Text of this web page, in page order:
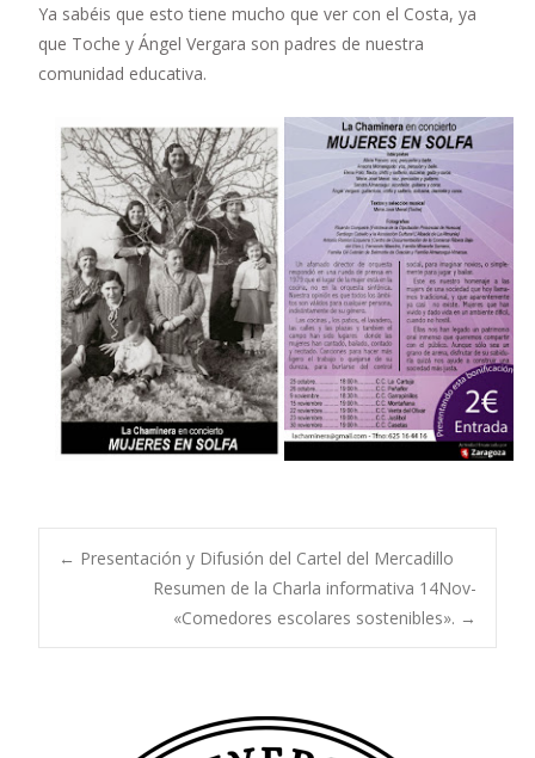
Ya sabéis que esto tiene mucho que ver con el Costa, ya
que Toche y Ángel Vergara son padres de nuestra
comunidad educativa.
Navegación
de
entradas
← Presentación y Difusión del Cartel del Mercadillo
Resumen de la Charla informativa 14Nov-
«Comedores escolares sostenibles». →